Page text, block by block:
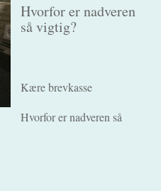
Hvorfor er nadveren
så vigtig?
Kære brevkasse
Hvorfor er nadveren så